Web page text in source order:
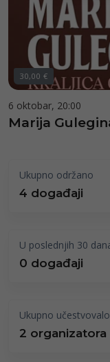
30,00 €
6 oktobar, 20:00
Marija
Ukupno održano
4 događaji
U poslednjih 30
0 događaji
Ukupno učestvovalo
2 organizatora